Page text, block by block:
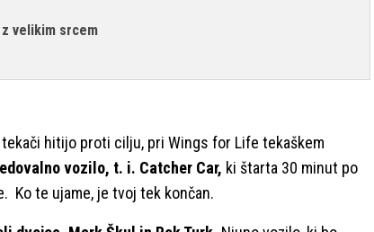
velikim srcem
hitijo proti cilju, pri Wings for Life tekaškem
vozilo, t. i. Catcher Car, ki štarta 30 minut po
Ko te ujame, je tvoj tek končan.